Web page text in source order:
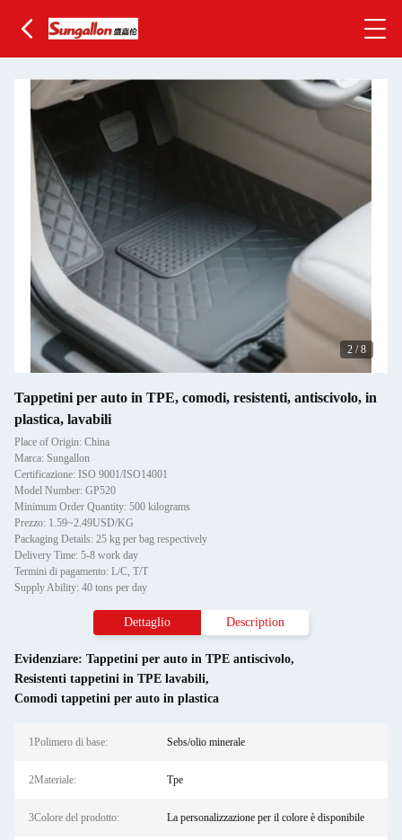
2 /8
Tappetini per auto in TPE, comodi, resistenti, antiscivolo, in
plastica, lavabili
Place of Origin: China
Marca: Sungallon
Certificazione: ISO 9001/ISO14001
Model Number: GP520
Minimum Order Quantity: 500 kilograms
Prezzo: 1.59~2.49USD/KG
Packaging Details: 25 kg per bag respectively
Delivery Time: 5-8 work day
Termini di pagamento: L/C, T/T
Supply Ability: 40 tons per day
Dettaglio Description
Evidenziare: Tappetini per auto in TPE antiscivolo,
Resistenti tappetini in TPE lavabili,
Comodi tappetini per auto in plastica
1Polimero di base: Sebs/olio minerale
2Materiale: Tpe
3Colore del prodotto: La personalizzazione per il colore è disponibile